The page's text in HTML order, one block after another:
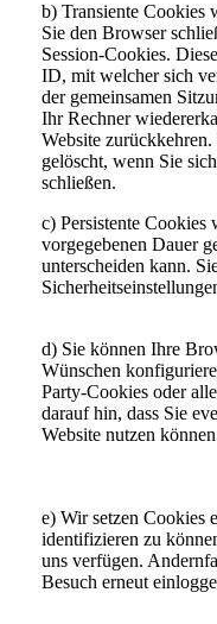
b) Transiente Cookies
Sie den Browser
Session-Cookies.
ID, mit welcher sich
der gemeinsamen
Ihr Rechner
Website
gelöscht, wenn Sie
c) Persistente Cookies
vorgegebenen Dauer
unterscheiden kann.
d) Sie können Ihre
Wünschen
Party-Cookies oder
darauf hin, dass Sie
Website
e) Wir setzen Cookies
identifizieren zu
uns verfügen.
Besuch